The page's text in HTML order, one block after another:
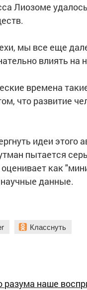
Лиозоме
мы все еще
влиять
времена
что развитие
идеи этого
пытается
как
данные.
Класснуть
наше